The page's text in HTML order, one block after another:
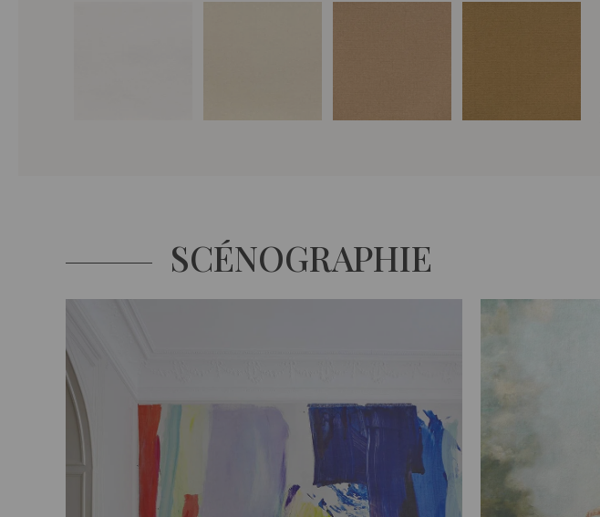
SCÉNOGRAPHIE